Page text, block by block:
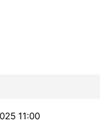
11:00